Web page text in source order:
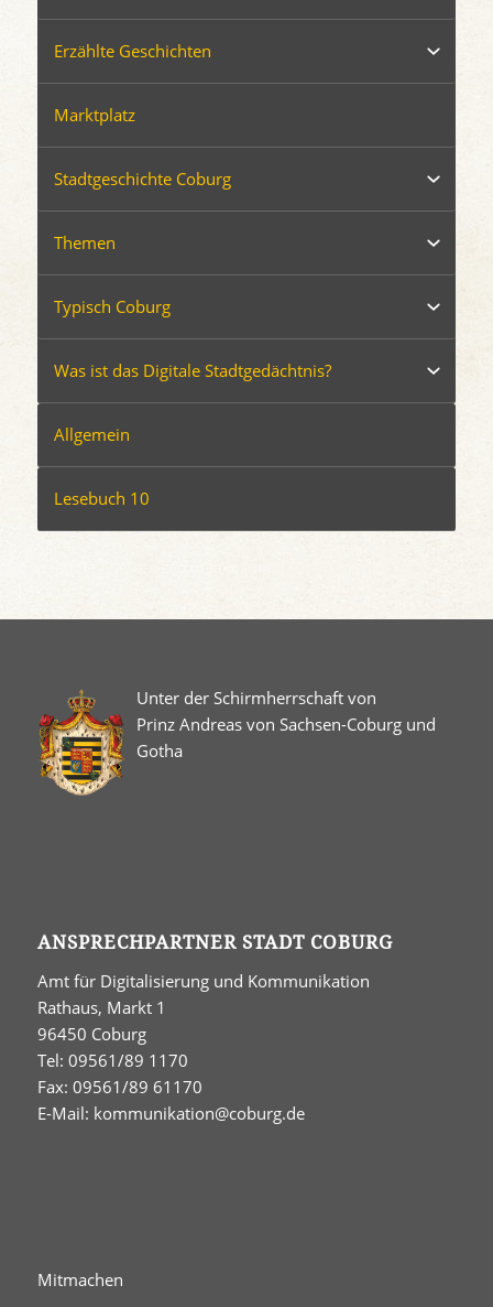
Erzählte Geschichten
Marktplatz
Stadtgeschichte Coburg
Themen
Typisch Coburg
Was ist das Digitale Stadtgedächtnis?
Allgemein
Lesebuch 10
Unter der Schirmherrschaft von
Prinz Andreas von Sachsen-Coburg und
Gotha
ANSPRECHPARTNER STADT COBURG
Amt für Digitalisierung und Kommunikation
Rathaus, Markt 1
96450 Coburg
Tel: 09561/89 1170
Fax: 09561/89 61170
E-Mail: kommunikation@coburg.de
Mitmachen